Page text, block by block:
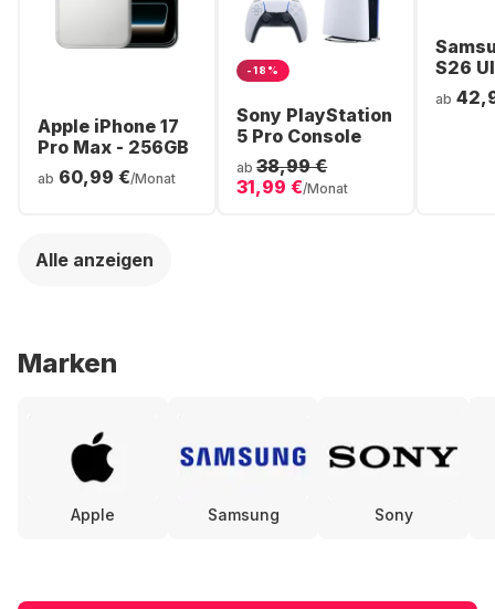
Apple iPhone 17
Pro Max - 256GB
ab 60,99 €/Monat
-18%
Sony PlayStation
5 Pro Console
ab 38,99 €
31,99 €/Monat
S26
ab
Alle anzeigen
Marken
Apple Samsung Sony